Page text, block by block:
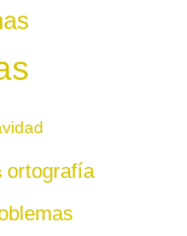
ortografía